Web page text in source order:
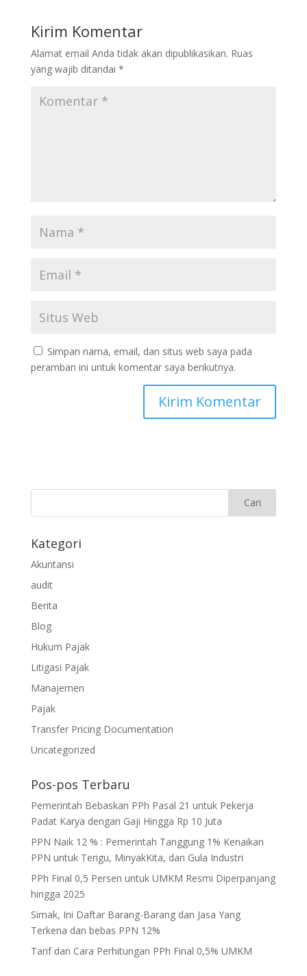
Kirim Komentar
Alamat email Anda tidak akan dipublikasikan. Ruas
yang wajib ditandai *
Simpan nama, email, dan situs web saya pada
peramban ini untuk komentar saya berikutnya.
Kategori
Akuntansi
audit
Berita
Blog
Hukum Pajak
Litigasi Pajak
Manajemen
Pajak
Transfer Pricing Documentation
Uncategorized
Pos-pos Terbaru
Pemerintah Bebaskan PPh Pasal 21 untuk Pekerja
Padat Karya dengan Gaji Hingga Rp 10 Juta
PPN Naik 12 % : Pemerintah Tanggung 1% Kenaikan
PPN untuk Terigu, MinyakKita, dan Gula Industri
PPh Final 0,5 Persen untuk UMKM Resmi Diperpanjang
hingga 2025
Simak, Ini Daftar Barang-Barang dan Jasa Yang
Terkena dan bebas PPN 12%
Tarif dan Cara Perhitungan PPh Final 0,5% UMKM